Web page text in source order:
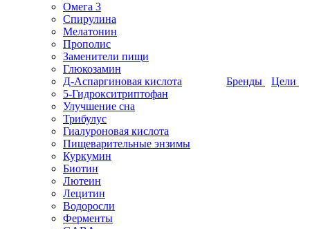
Омега 3
Спирулина
Мелатонин
Прополис
Заменители пищи
Глюкозамин
Д-Аспаргиновая кислота
5-Гидрокситриптофан
Улучшение сна
Трибулус
Гиалуроновая кислота
Пищеварительные энзимы
Куркумин
Биотин
Лютеин
Лецитин
Водоросли
Ферменты
Бренды Цели